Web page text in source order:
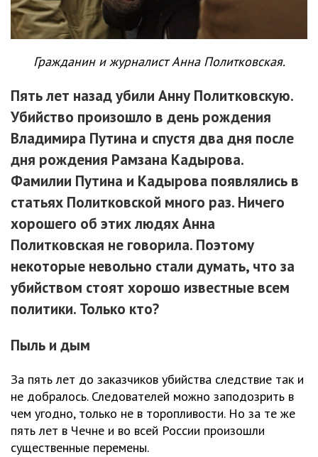
Гражданин и журналист Анна Политковская.
Пять лет назад убили Анну Политковскую.
Убийство произошло в день рождения
Владимира Путина и спустя два дня после
дня рождения Рамзана Кадырова.
Фамилии Путина и Кадырова появлялись в
статьях Политковской много раз. Ничего
хорошего об этих людях Анна
Политковская не говорила. Поэтому
некоторые невольно стали думать, что за
убийством стоят хорошо известные всем
политики. Только кто?
Пыль и дым
За пять лет до заказчиков убийства следствие так и
не добралось. Следователей можно заподозрить в
чем угодно, только не в торопливости. Но за те же
пять лет в Чечне и во всей России произошли
существенные перемены.